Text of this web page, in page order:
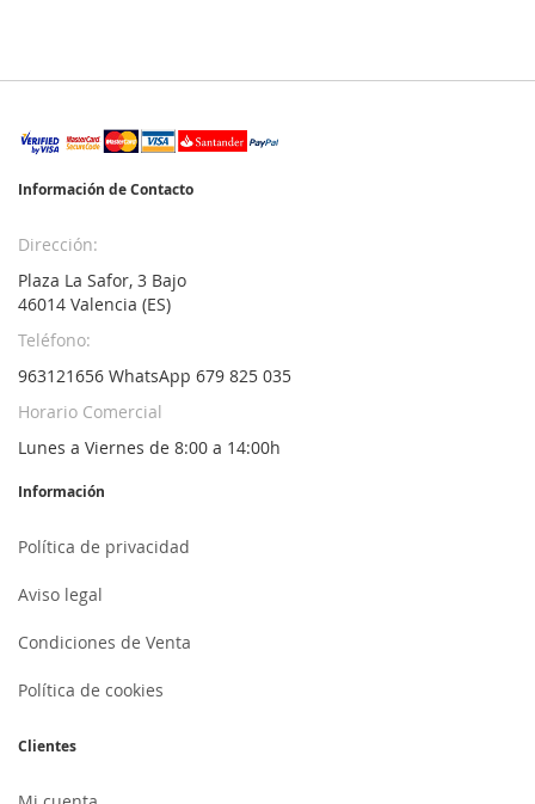
Información de Contacto
Dirección:
Plaza La Safor, 3 Bajo
46014 Valencia (ES)
Teléfono:
963121656 WhatsApp 679 825 035
Horario Comercial
Lunes a Viernes de 8:00 a 14:00h
Información
Política de privacidad
Aviso legal
Condiciones de Venta
Política de cookies
Clientes